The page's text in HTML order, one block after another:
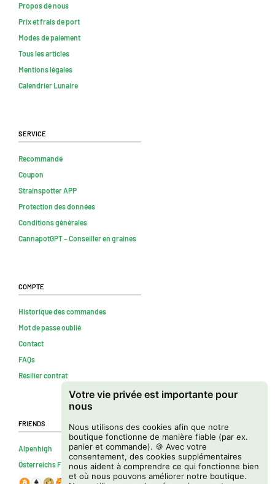
Votre vie privée est importante pour
nous
Nous utilisons des cookies afin que notre
boutique fonctionne de manière fiable (par ex.
panier et commande). 🍪 Avec votre
consentement, des cookies supplémentaires
nous aident à comprendre ce qui fonctionne bien
et où nous pouvons améliorer notre boutique.
Propos de nous
Prix et frais de port
Modes de paiement
Tous les articles
Mentions légales
Calendrier Lunaire
Service
Recommandé
Coupon
Strainspotter APP
Protection des données
Conditions générales
CannapotGPT – Conseiller en graines
Compte
Historique des commandes
Mot de passe oublié
Contact
FAQs
Résilier contrat
Friends
Alpenhigh
Österreichs Firmenverzeichnis